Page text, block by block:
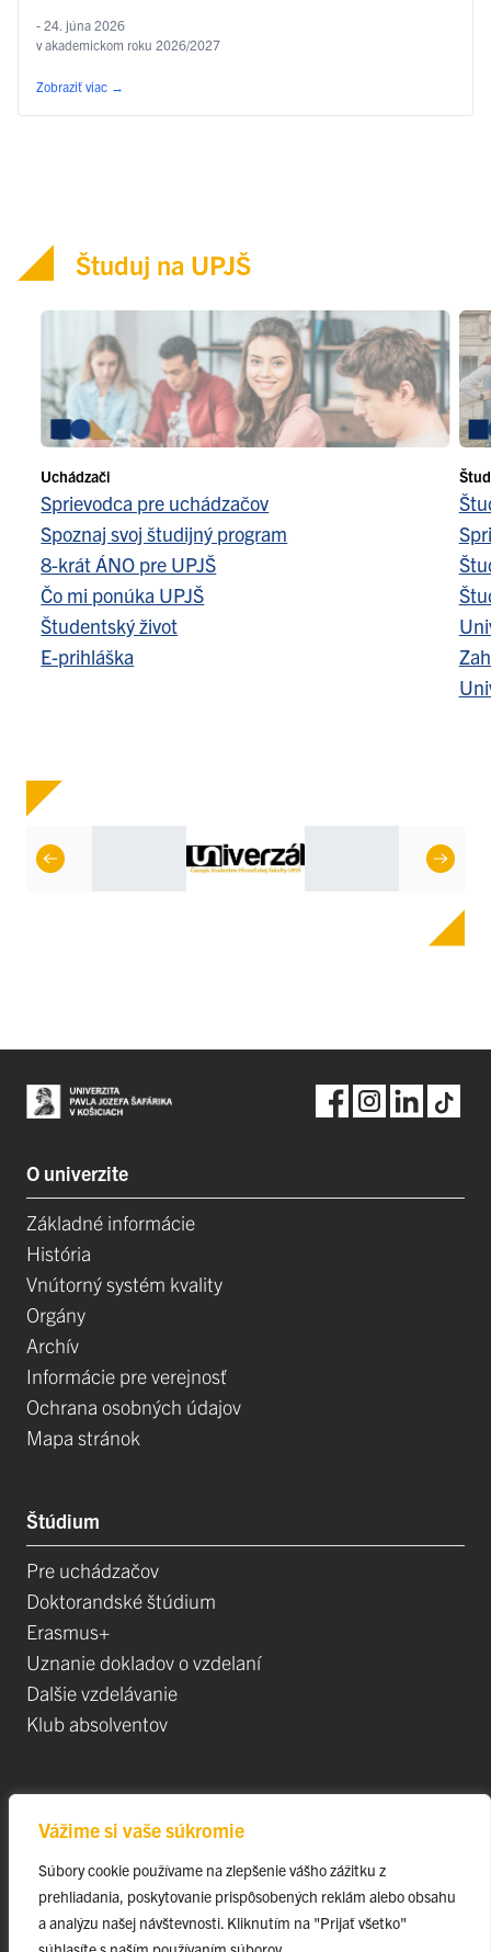
Vážime si vaše súkromie
Súbory cookie používame na zlepšenie vášho zážitku z
prehliadania, poskytovanie prispôsobených reklám alebo obsahu
a analýzu našej návštevnosti. Kliknutím na "Prijať všetko"
- 24. júna 2026
v akademickom roku 2026/2027
Zobraziť viac →
Študuj na UPJŠ
Uchádzači
Sprievodca pre uchádzačov
Spoznaj svoj študijný program
8-krát ÁNO pre UPJŠ
Čo mi ponúka UPJŠ
Študentský život
E-prihláška
O univerzite
Základné informácie
História
Vnútorný systém kvality
Orgány
Archív
Informácie pre verejnosť
Ochrana osobných údajov
Mapa stránok
Štúdium
Pre uchádzačov
Doktorandské štúdium
Erasmus+
Uznanie dokladov o vzdelaní
Dalšie vzdelávanie
Klub absolventov
Projekty
Špičkové tímy